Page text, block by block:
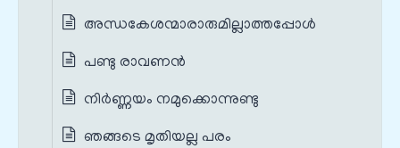
അന്ധകേശന്മാരാരുമില്ലാത്തപ്പോൾ
പണ്ടു രാവണൻ
നിർണ്ണയം നമുക്കൊന്നുണ്ടു
ഞങ്ങടെ മൃതിയല്ല പരം